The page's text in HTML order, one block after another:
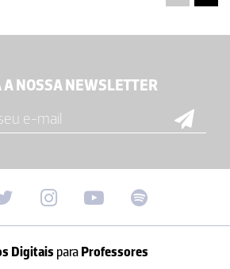
A NOSSA NEWSLETTER
Digitais paraProfessores